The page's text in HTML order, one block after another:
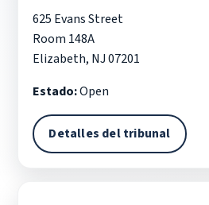
625 Evans Street
Room 148A
Elizabeth, NJ 07201
Estado:Open
Detalles del tribunal